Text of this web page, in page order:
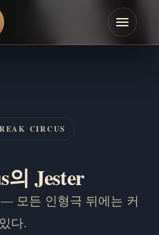
CIRCUS
의 Jester
— 모든 인형극 뒤에는 커
다.